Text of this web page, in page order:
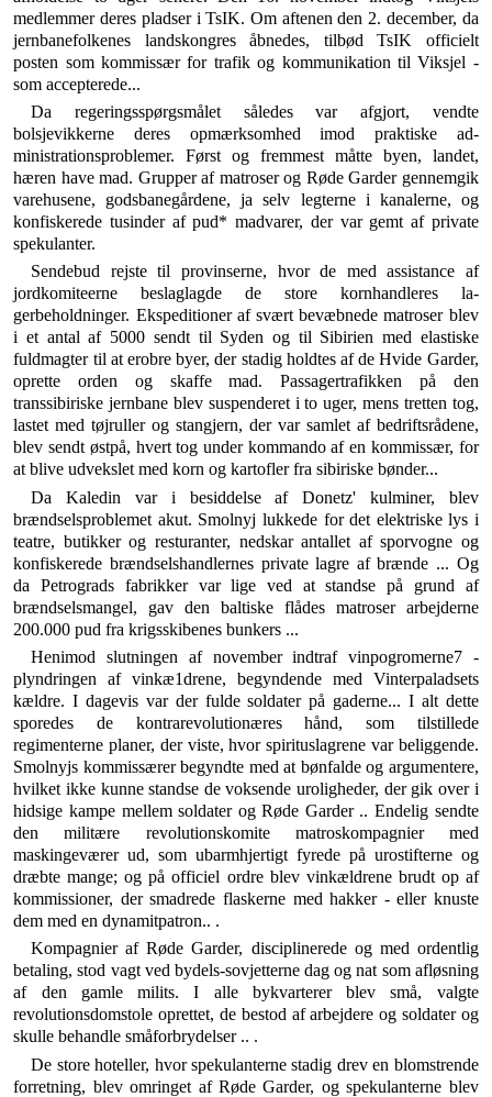
medlemmer deres pladser i TsIK. Om afte­nen den 2. december, da
jernbanefolkenes landskongres åbnedes, tilbød TsIK officielt
posten som kommissær for trafik og kommunikation til Viksjel -
som acceptere­de...
Da regeringsspørgsmålet således var afgjort, vendte
bolsjevikkerne deres opmærksomhed imod praktiske ad­
ministrationsproblemer. Først og fremmest måtte byen, landet,
hæren have mad. Grupper af matroser og Røde Garder gennemgik
varehusene, godsbanegårdene, ja selv legterne i kanalerne, og
konfiskerede tusinder af pud* madvarer, der var gemt af private
spekulanter.
Sende­bud rejste til provinserne, hvor de med assistance af
jordkomiteerne beslaglagde de store kornhandleres la­
gerbeholdninger. Ekspeditioner af svært bevæbnede ma­troser blev
i et antal af 5000 sendt til Syden og til Sibi­rien med elastiske
fuldmagter til at erobre byer, der stadig holdtes af de Hvide Garder,
oprette orden og skaffe mad. Passagertrafikken på den
transsibiriske jernbane blev suspenderet i to uger, mens tretten tog,
lastet med tøjruller og stangjern, der var samlet af be­driftsrådene,
blev sendt østpå, hvert tog under kom­mando af en kommissær, for
at blive udvekslet med korn og kartofler fra sibiriske bønder...
Da Kaledin var i besiddelse af Donetz' kulminer, blev
brændselsproblemet akut. Smolnyj lukkede for det elek­triske lys i
teatre, butikker og resturanter, nedskar an­tallet af sporvogne og
konfiskerede brændselshandler­nes private lagre af brænde ... Og
da Petrograds fabrik­ker var lige ved at standse på grund af
brændselsman­gel, gav den baltiske flådes matroser arbejderne
200.000 pud fra krigsskibenes bunkers ...
Henimod slutningen af november indtraf vinpogro­merne7 -
plyndringen af vinkæ1drene, begyndende med Vinterpaladsets
kældre. I dagevis var der fulde sol­dater på gaderne... I alt dette
sporedes de kontrarevo­lutionæres hånd, som tilstillede
regimenterne planer, der viste, hvor spirituslagrene var beliggende.
Smolnyjs kommissærer begyndte med at bønfalde og argumentere,
hvilket ikke kunne standse de voksende uroligheder, der gik over i
hidsige kampe mellem soldater og Røde Garder .. Endelig sendte
den militære revolutionskomite matroskompagnier med
maskingeværer ud, som ubarm­hjertigt fyrede på urostifterne og
dræbte mange; og på officiel ordre blev vinkældrene brudt op af
kommissio­ner, der smadrede flaskerne med hakker - eller knuste
dem med en dynamitpatron.. .
Kompagnier af Røde Garder, disciplinerede og med ordentlig
betaling, stod vagt ved bydels-sovjetterne dag og nat som afløsning
af den gamle milits. I alle bykvar­terer blev små, valgte
revolutionsdomstole oprettet, de bestod af arbejdere og soldater og
skulle behandle små­forbrydelser .. .
De store hoteller, hvor spekulanterne stadig drev en blomstrende
forretning, blev omringet af Røde Garder, og spekulanterne blev